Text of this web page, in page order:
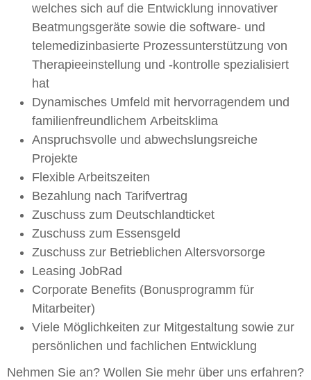
welches sich auf die Entwicklung innovativer
Beatmungsgeräte sowie die software- und
telemedizinbasierte Prozessunterstützung von
Therapieeinstellung und -kontrolle spezialisiert
hat
Dynamisches Umfeld mit hervorragendem und
familienfreundlichem Arbeitsklima
Anspruchsvolle und abwechslungsreiche
Projekte
Flexible Arbeitszeiten
Bezahlung nach Tarifvertrag
Zuschuss zum Deutschlandticket
Zuschuss zum Essensgeld
Zuschuss zur Betrieblichen Altersvorsorge
Leasing JobRad
Corporate Benefits (Bonusprogramm für
Mitarbeiter)
Viele Möglichkeiten zur Mitgestaltung sowie zur
persönlichen und fachlichen Entwicklung
Nehmen Sie an? Wollen Sie mehr über uns erfahren?